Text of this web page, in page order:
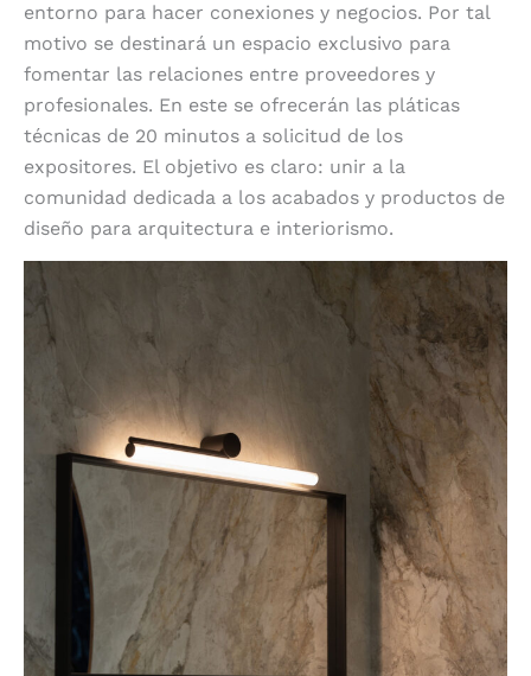
entorno para hacer conexiones y negocios. Por tal
motivo se destinará un espacio exclusivo para
fomentar las relaciones entre proveedores y
profesionales. En este se ofrecerán las pláticas
técnicas de 20 minutos a solicitud de los
expositores. El objetivo es claro: unir a la
comunidad dedicada a los acabados y productos de
diseño para arquitectura e interiorismo.